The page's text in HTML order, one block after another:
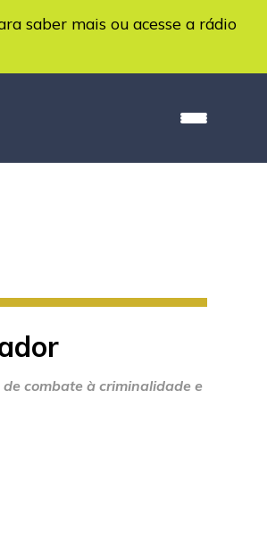
saber mais ou acesse a rádio
combate à criminalidade e